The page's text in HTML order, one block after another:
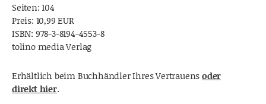
Seiten: 104
Preis: 10,99 EUR
ISBN: 978-3-8194-4553-8
tolino media Verlag
Erhältlich beim Buchhändler Ihres Vertrauensoder
direkt hier.